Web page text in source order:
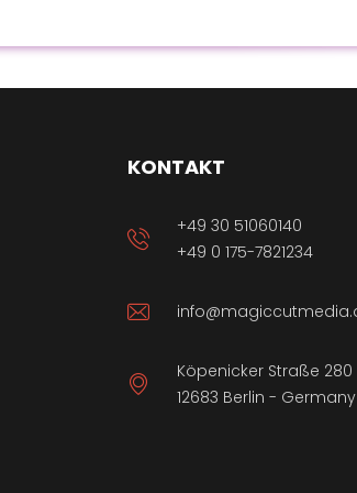
KONTAKT
+49 30 51060140
+49 0 175-7821234
Köpenicker Straße 280
12683 Berlin - Germany